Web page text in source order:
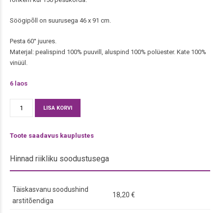
Söögipõll on suurusega 46 x 91 cm.
Pesta 60° juures.
Materjal: pealispind 100% puuvill, aluspind 100% polüester. Kate 100%
vinüül.
6 laos
kogus
LISA KORVI
Toote saadavus kauplustes
Hinnad riikliku soodustusega
Täiskasvanu soodushind
arstitõendiga
18,20 €